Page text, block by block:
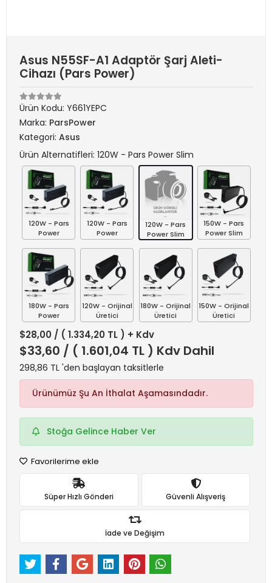
Asus N55SF-A1 Adaptör Şarj Aleti-
Cihazı (Pars Power)
Ürün Kodu: Y661YEPC
Marka: ParsPower
Kategori: Asus
Ürün Alternatifleri: 120W - Pars Power Slim
120W - Pars
Power
120W - Pars
Power
120W - Pars
Power Slim
150W - Pars
Power Slim
180W - Pars
Power
120W - Orijinal
Üretici
180W - Orijinal
Üretici
150W - Orijinal
Üretici
$28,00 / ( 1.334,20 TL ) + Kdv
$33,60 / ( 1.601,04 TL ) Kdv Dahil
298,86 TL 'den başlayan taksitlerle
Ürünümüz Şu An İthalat Aşamasındadır.
Stoğa Gelince Haber Ver
Favorilerime ekle
Süper Hızlı Gönderi Güvenli Alışveriş
İade ve Değişim